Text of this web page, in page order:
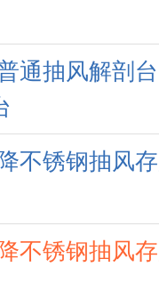
通抽风解剖
不锈钢抽风
不锈钢抽风